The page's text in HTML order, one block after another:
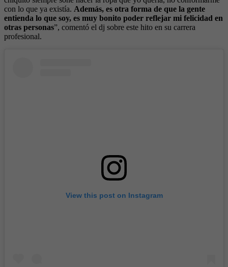
con lo que ya existía. Además, es otra forma de que la gente
entienda lo que soy, es muy bonito poder reflejar mi felicidad en
otras personas”, comentó el dj sobre este hito en su carrera
profesional.
View this post on Instagram